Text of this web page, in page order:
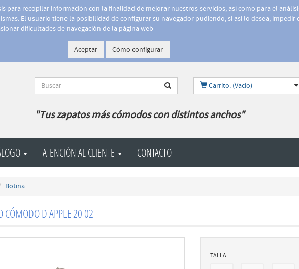
para recopilar información con la finalidad de mejorar nuestros servicios, así como para el
El usuario tiene la posibilidad de configurar su navegador pudiendo, si así lo desea, impedir
dificultades de navegación de la página web
Aceptar Cómo configurar
Carrito: (Vacío)
"Tus zapatos más cómodos con distintos anchos"
ATENCIÓN AL CLIENTE CONTACTO
Botina
CÓMODO D APPLE 20 02
TALLA: